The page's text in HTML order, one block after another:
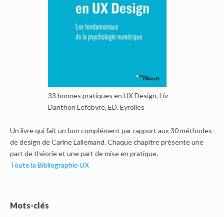
33 bonnes pratiques en UX Design, Liv
Danthon Lefebvre, ED. Eyrolles
Un livre qui fait un bon complément par rapport aux 30 méthodes
de design de Carine Lallemand. Chaque chapitre présente une
part de théorie et une part de mise en pratique.
Toute la Bibliographie UX
Mots-clés